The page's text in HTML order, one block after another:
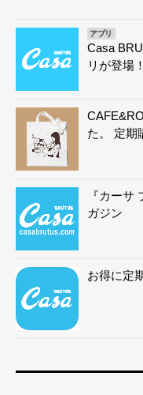
アプリ
Casa
リが登場！
た。 定期
『カーサ
ガジン
お得に定